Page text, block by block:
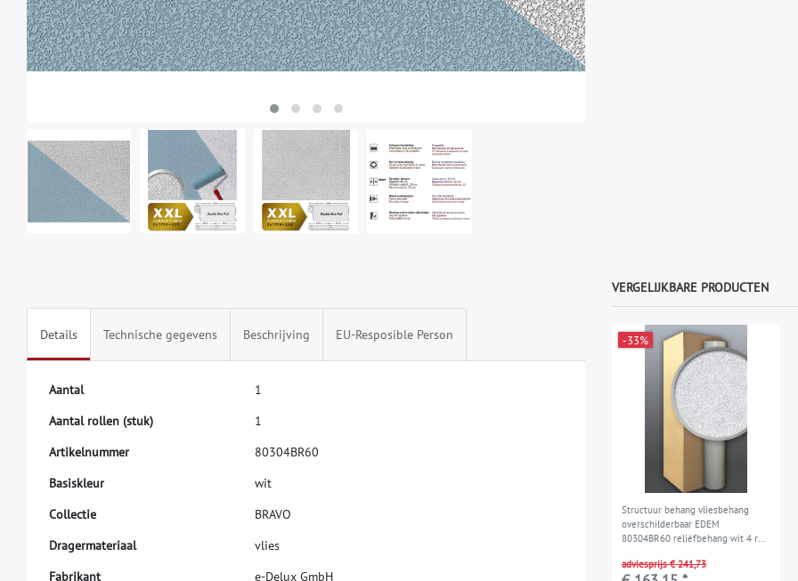
Details Technische gegevens Beschrijving EU-Resposible Person
Aantal
1
Aantal rollen (stuk)
1
Artikelnummer 80304BR60
Basiskleur wit
Collectie BRAVO
Dragermateriaal vlies
Fabrikant e-Delux GmbH
VERGELIJKBARE PRODUCTEN
-33%
Structuur behang vliesbehang
overschilderbaar EDEM
80304BR60 reliëfbehang wit 4 rol
adviesprijs € 241,73